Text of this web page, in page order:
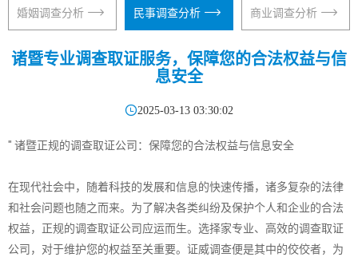
婚姻调查分析 民事调查分析 商业调查分析
诸暨专业调查取证服务，保障您的合法权益与信
息安全
2025-03-13 03:30:02
" 诸暨正规的调查取证公司：保障您的合法权益与信息安全
在现代社会中，随着科技的发展和信息的快速传播，诸多复杂的法律
和社会问题也随之而来。为了解决各类纠纷及保护个人和企业的合法
权益，正规的调查取证公司应运而生。选择家专业、高效的调查取证
公司，对于维护您的权益至关重要。证威调查便是其中的佼佼者，为